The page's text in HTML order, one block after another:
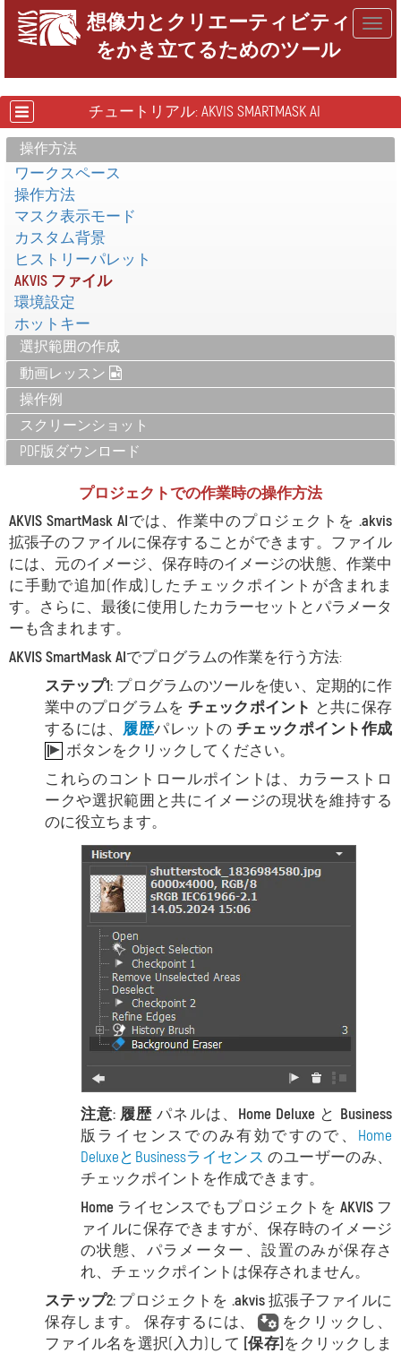
想像力とクリエーティビティ
をかき立てるためのツール
チュートリアル: AKVIS SMARTMASK AI
操作方法
ワークスペース
操作方法
マスク表示モード
カスタム背景
ヒストリーパレット
AKVIS ファイル
環境設定
ホットキー
選択範囲の作成
動画レッスン
操作例
スクリーンショット
PDF版ダウンロード
プロジェクトでの作業時の操作方法
AKVIS SmartMask AIでは、作業中のプロジェクトを .akvis
拡張子のファイルに保存することができます。ファイル
には、元のイメージ、保存時のイメージの状態、作業中
に手動で追加(作成)したチェックポイントが含まれま
す。さらに、最後に使用したカラーセットとパラメータ
ーも含まれます。
AKVIS SmartMask AIでプログラムの作業を行う方法:
ステップ1: プログラムのツールを使い、定期的に作
業中のプログラムを チェックポイント と共に保存
するには、 履歴パレットの チェックポイント作成
ボタンをクリックしてください。
これらのコントロールポイントは、カラーストロ
ークや選択範囲と共にイメージの現状を維持する
のに役立ちます。
注意: 履歴 パネルは、 Home Deluxeと Business
版ライセンスでのみ有効ですので、 Home
DeluxeとBusinessライセンス のユーザーのみ、
チェックポイントを作成できます。
Home ライセンスでもプロジェクトを AKVISフ
ァイルに保存できますが、保存時のイメージ
の状態、パラメーター、設置のみが保存さ
れ、チェックポイントは保存されません。
ステップ2: プロジェクトを .akvis拡張子ファイルに
保存します。 保存するには、
をクリックし、
ファイル名を選択(入力)して [保存]をクリックしま